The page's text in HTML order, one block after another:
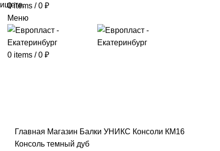
0items / 0 ₽
Меню
0 items / 0 ₽
Главная Магазин Балки УНИКС Консоли КМ16
Консоль темный дуб
ищете.